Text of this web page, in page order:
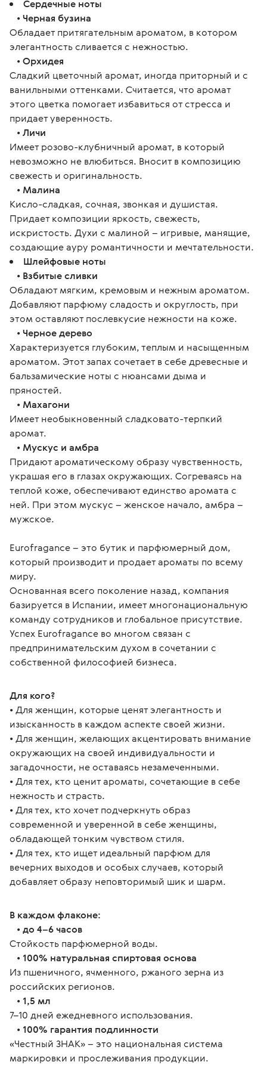
Сердечные ноты
•Черная бузина
Обладает притягательным ароматом, в котором
элегантность сливается с нежностью.
•Орхидея
Сладкий цветочный аромат, иногда приторный и с
ванильными оттенками. Считается, что аромат
этого цветка помогает избавиться от стресса и
придает уверенность.
•Личи
Имеет розово-клубничный аромат, в который
невозможно не влюбиться. Вносит в композицию
свежесть и оригинальность.
• Малина
Кисло-сладкая, сочная, звонкая и душистая.
Придает композиции яркость, свежесть,
искристость. Духи с малиной – игривые, манящие,
создающие ауру романтичности и мечтательности.
Шлейфовые ноты
• Взбитые сливки
Обладают мягким, кремовым и нежным ароматом.
Добавляют парфюму сладость и округлость, при
этом оставляют послевкусие нежности на коже.
•Черное дерево
Характеризуется глубоким, теплым и насыщенным
ароматом. Этот запах сочетает в себе древесные и
бальзамические ноты с нюансами дыма и
пряностей.
• Махагони
Имеет необыкновенный сладковато-терпкий
аромат.
• Мускус и амбра
Придают ароматическому образу чувственность,
украшая его в глазах окружающих. Согреваясь на
теплой коже, обеспечивают единство аромата с
ней. При этом мускус – женское начало, амбра –
мужское.
Eurofragance – это бутик и парфюмерный дом,
который производит и продает ароматы по всему
миру.
Основанная всего поколение назад, компания
базируется в Испании, имеет многонациональную
команду сотрудников и глобальное присутствие.
Успех Eurofragance во многом связан с
предпринимательским духом в сочетании с
собственной философией бизнеса.
Для кого?
• Для женщин, которые ценят элегантность и
изысканность в каждом аспекте своей жизни.
• Для женщин, желающих акцентировать внимание
окружающих на своей индивидуальности и
загадочности, не оставаясь незамеченными.
• Для тех, кто ценит ароматы, сочетающие в себе
нежность и страсть.
• Для тех, кто хочет подчеркнуть образ
современной и уверенной в себе женщины,
обладающей тонким чувством стиля.
• Для тех, кто ищет идеальный парфюм для
вечерних выходов и особых случаев, который
добавляет образу неповторимый шик и шарм.
В каждом флаконе:
• до 4–6 часов
Стойкость парфюмерной воды.
• 100% натуральная спиртовая основа
Из пшеничного, ячменного, ржаного зерна из
российских регионов.
• 1,5 мл
7–10 дней ежедневного использования.
• 100% гарантия подлинности
«Честный ЗНАК» – это национальная система
маркировки и прослеживания продукции.